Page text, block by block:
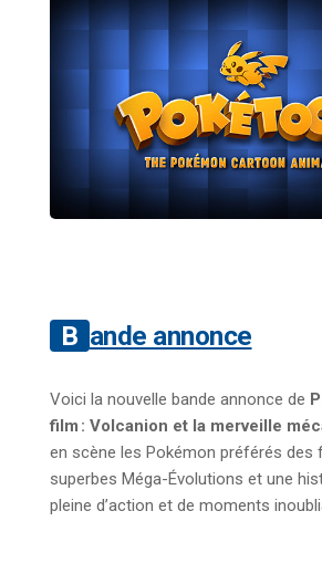
Bande annonce
Voici la nouvelle bande annonce de
film : Volcanion et la merveille
en scène les Pokémon préférés des
superbes Méga-Évolutions et une
pleine d’action et de moments